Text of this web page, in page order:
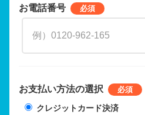
お電話番号
お支払い方法の選択
クレジットカード決済